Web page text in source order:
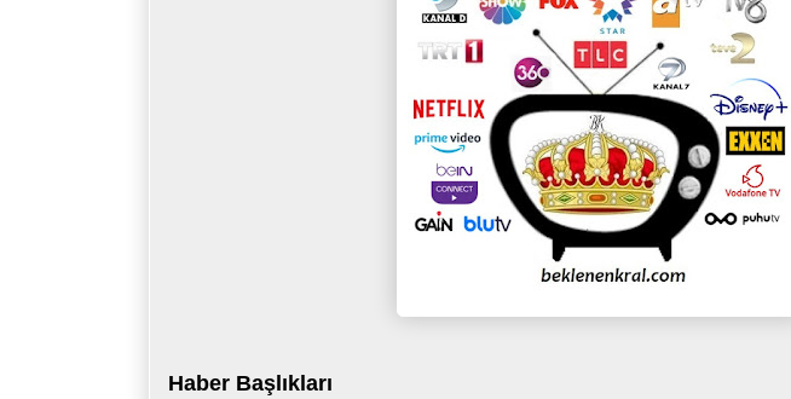
Haber Başlıkları